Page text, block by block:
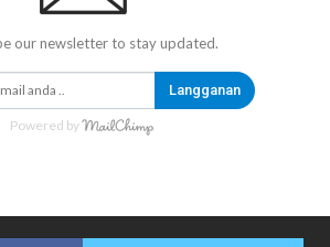
our newsletter to stay updated.
Langganan
Powered by